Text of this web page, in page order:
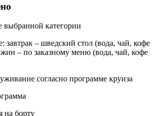
категории
завтрак – шведский стол (вода, чай, кофе
– по заказному меню (вода, чай, кофе
согласно программе круиза
на борту